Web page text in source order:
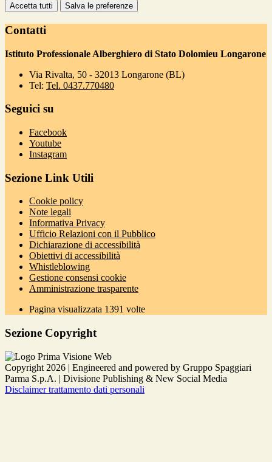
Accetta tutti Salva le preferenze
Contatti
Istituto Professionale Alberghiero di Stato Dolomieu Longarone
Via Rivalta, 50 - 32013 Longarone (BL)
Tel: Tel. 0437.770480
Seguici su
Facebook
Youtube
Instagram
Sezione Link Utili
Cookie policy
Note legali
Informativa Privacy
Ufficio Relazioni con il Pubblico
Dichiarazione di accessibilità
Obiettivi di accessibilità
Whistleblowing
Gestione consensi cookie
Amministrazione trasparente
Pagina visualizzata 1391 volte
Sezione Copyright
Copyright 2026 | Engineered and powered by Gruppo Spaggiari
Parma S.p.A. | Divisione Publishing & New Social Media
Disclaimer trattamento dati personali